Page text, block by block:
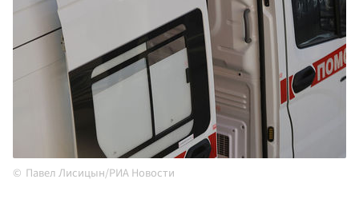
Павел Лисицын/РИА Новости